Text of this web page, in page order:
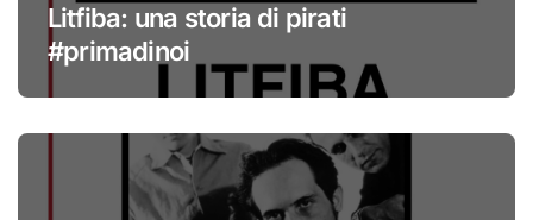
Litfiba: una storia di pirati
#primadinoi